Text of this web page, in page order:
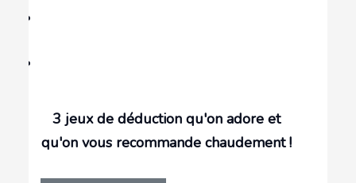
3 jeux de déduction qu'on adore et
qu'on vous recommande chaudement !